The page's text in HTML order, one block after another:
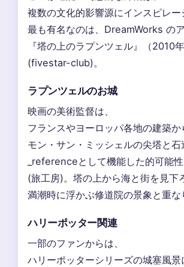
複数の文化的影響源にインスピレ
最も有名なのは、DreamWorks の
『塔の上のラプンツェル』（2010
(fivestar-club)。
ラプンツェルのお城
映画の美術監督は、
フランスやヨーロッパ各地の建築
モン・サン・ミッシェルの尖塔と
_referenceとして機能した的可能
(旅工房)。塔の上から海と街を見下
満潮時に浮かぶ修道院の景象と重な
ハリーポッター関連
一部のファンからは、
ハリーポッターシリーズの城塞風